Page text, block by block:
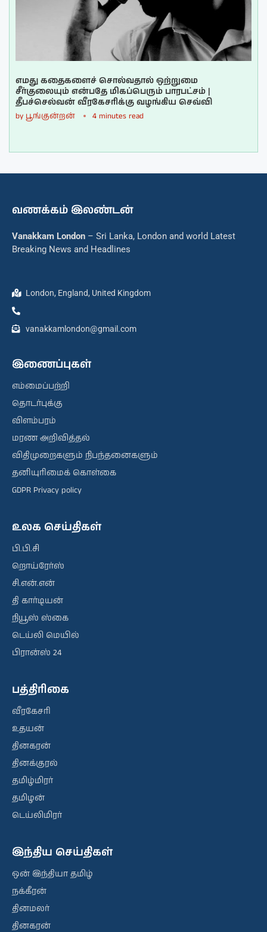
எமது கதைகளைச் சொல்வதால் ஒற்றுமை
சீர்குலையும் என்பதே மிகப்பெரும் பாரபட்சம் |
தீபச்செல்வன் வீரகேசரிக்கு வழங்கிய செவ்வி
by பூங்குன்றன் 4 minutes read
வணக்கம் இலண்டன்
Vanakkam London – Sri Lanka, London and world Latest
Breaking News and Headlines
London, England, United Kingdom
vanakkamlondon@gmail.com
இணைப்புகள்
எம்மைப்பற்றி
தொடர்புக்கு
விளம்பரம்
மரண அறிவித்தல்
விதிமுறைகளும் நிபந்தனைகளும்
தனியுரிமைக் கொள்கை
GDPR Privacy policy
உலக செய்திகள்
பி.பி.சி
றொய்ரேர்ஸ்
சி.என்.என்
தி கார்டியன்
நியூஸ் ஸ்கை
டெய்லி மெயில்
பிரான்ஸ் 24
பத்திரிகை
வீரகேசரி
உதயன்
தினகரன்
தினக்குரல்
தமிழ்மிரர்
தமிழன்
டெய்லிமிரர்
இந்திய செய்திகள்
ஒன் இந்தியா தமிழ்
நக்கீரன்
தினமலர்
தினகரன்